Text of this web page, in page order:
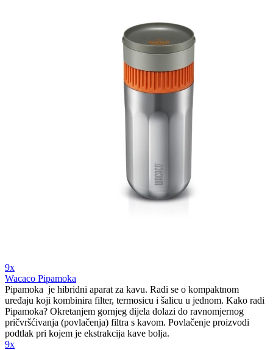
9x
Wacaco Pipamoka
Pipamoka je hibridni aparat za kavu. Radi se o kompaktnom
uređaju koji kombinira filter, termosicu i šalicu u jednom. Kako radi
Pipamoka? Okretanjem gornjeg dijela dolazi do ravnomjernog
pričvršćivanja (povlačenja) filtra s kavom. Povlačenje proizvodi
podtlak pri kojem je ekstrakcija kave bolja.
9x